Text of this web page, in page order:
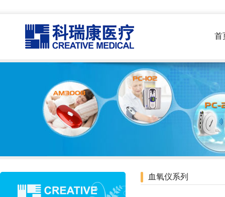
首
血氧仪系列